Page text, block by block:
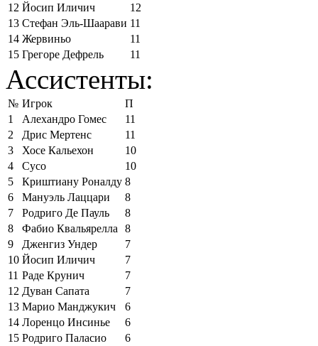
12 Йосип Иличич
12
13 Стефан Эль-Шаарави 11
14 Жервиньо
11
15 Грегоре Дефрель 11
Ассистенты:
№ Игрок
П
1
Алехандро Гомес
11
2
Дрис Мертенс
11
3
Хосе Кальехон
10
4
Сусо
10
5
Криштиану Роналду 8
6
Мануэль Лаццари
8
7
Родриго Де Пауль
8
8
Фабио Квальярелла
8
9
Дженгиз Ундер
7
10 Йосип Иличич
7
11 Раде Крунич
7
12 Дуван Сапата
7
13 Марио Манджукич
6
14 Лоренцо Инсинье
6
15 Родриго Паласио 6